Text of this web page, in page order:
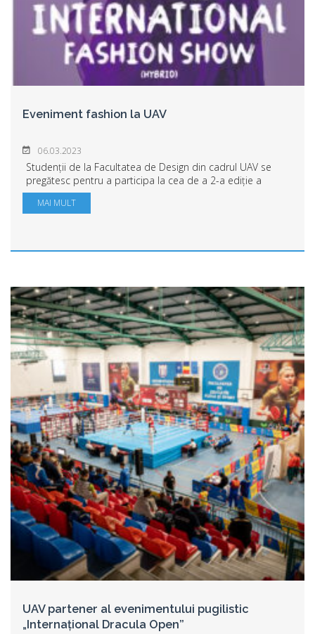
Eveniment fashion la UAV
06.03.2023
Studenții de la Facultatea de Design din cadrul UAV se
pregătesc pentru a participa la cea de a 2-a ediție a
concursului internațional de design vestimentar dedicat
studenților și tinerilor creatori, ...
MAI MULT
UAV partener al evenimentului pugilistic
„Internațional Dracula Open”